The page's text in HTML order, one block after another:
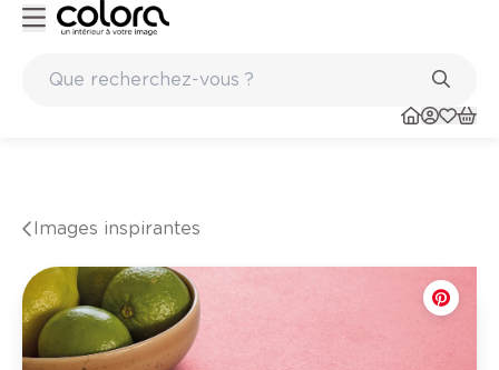
Images inspirantes